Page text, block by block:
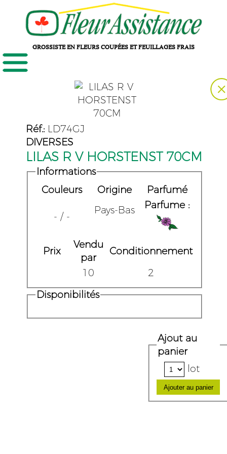
GROSSISTE EN FLEURS COUPÉES ET FEUILLAGES FRAIS
Réf.: LD74GJ
DIVERSES
LILAS R V HORSTENST 70CM
Informations
Couleurs
Origine Parfumé
- / - Pays-Bas Parfume :
Prix
Vendu
par
Conditionnement
10
2
Disponibilités
Ajout au
panier
lot